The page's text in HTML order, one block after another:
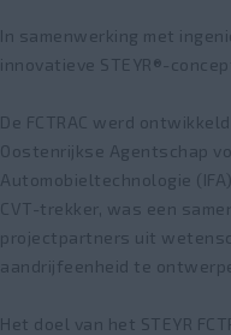
In samenwerking met
innovatieve STEYR®-
De FCTRAC werd
Oostenrijkse Agentschap
Automobieltechnologie
CVT-trekker, was een
projectpartners uit
aandrijfeenheid te
Het doel van het STEYR